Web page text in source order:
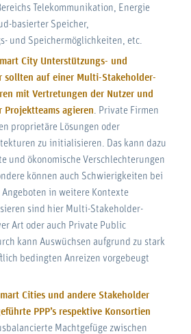
Telekommunikation, Energie
basierter Speicher,
und Speichermöglichkeiten, etc.
City Unterstützungs- und
sollten auf einer Multi-Stakeholder-
mit Vertretungen der Nutzer und
agieren . Private Firmen
proprietäre Lösungen oder
zu initialisieren. Das kann dazu
und ökonomische Verschlechterungen
können auch Schwierigkeiten bei
in weitere Kontexte
sind hier Multi-Stakeholder-
Art oder auch Private Public
kann Auswüchsen aufgrund zu stark
bedingten Anreizen vorgebeugt
Cities und andere Stakeholder
PPP’s respektive Konsortien
Machtgefüge zwischen